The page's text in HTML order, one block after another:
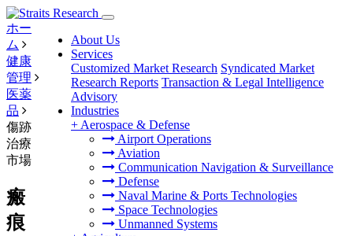
About Us
Services
Customized Market Research Syndicated Market
Research Reports Transaction & Legal Intelligence
Advisory
Industries
+ Aerospace & Defense
Airport Operations
Aviation
Communication Navigation & Surveillance
Defense
Naval Marine & Ports Technologies
Space Technologies
Unmanned Systems
ホー
ム
健康
管理
医薬
品
傷跡
治療
市場
瘢
痕